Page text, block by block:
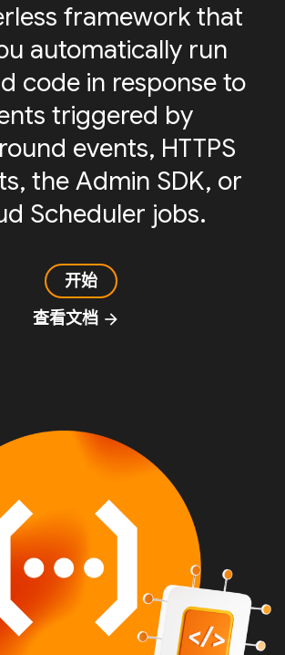
framework that
automatically run
code in response to
triggered by
events, HTTPS
the Admin SDK, or
Scheduler jobs.
开始
查看文档 arrow_forward